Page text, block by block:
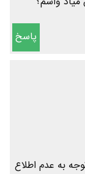
پاسخ
به عدم اطلاع